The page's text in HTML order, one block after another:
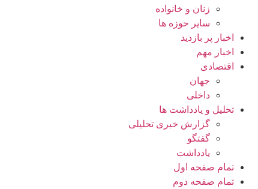
زنان و خانواده
سایر حوزه ها
اخبار پر بازدید
اخبار مهم
اقتصادی
جهان
داخلی
تحلیل و یادداشت ها
گزارش خبری تحلیلی
گفتگو
یادداشت
تمام صفحه اول
تمام صفحه دوم